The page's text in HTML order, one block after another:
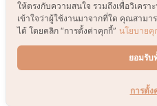
ให้ตรงกับความสนใจ รวมถึงเพื่อวิเคร
เข้าใจว่าผู้ใช้งานมาจากที่ใด คุณสามา
ได้ โดยคลิก “การตั้งค่าคุกกี้” นโยบายคุ
ยอมรับ
การตั้ง